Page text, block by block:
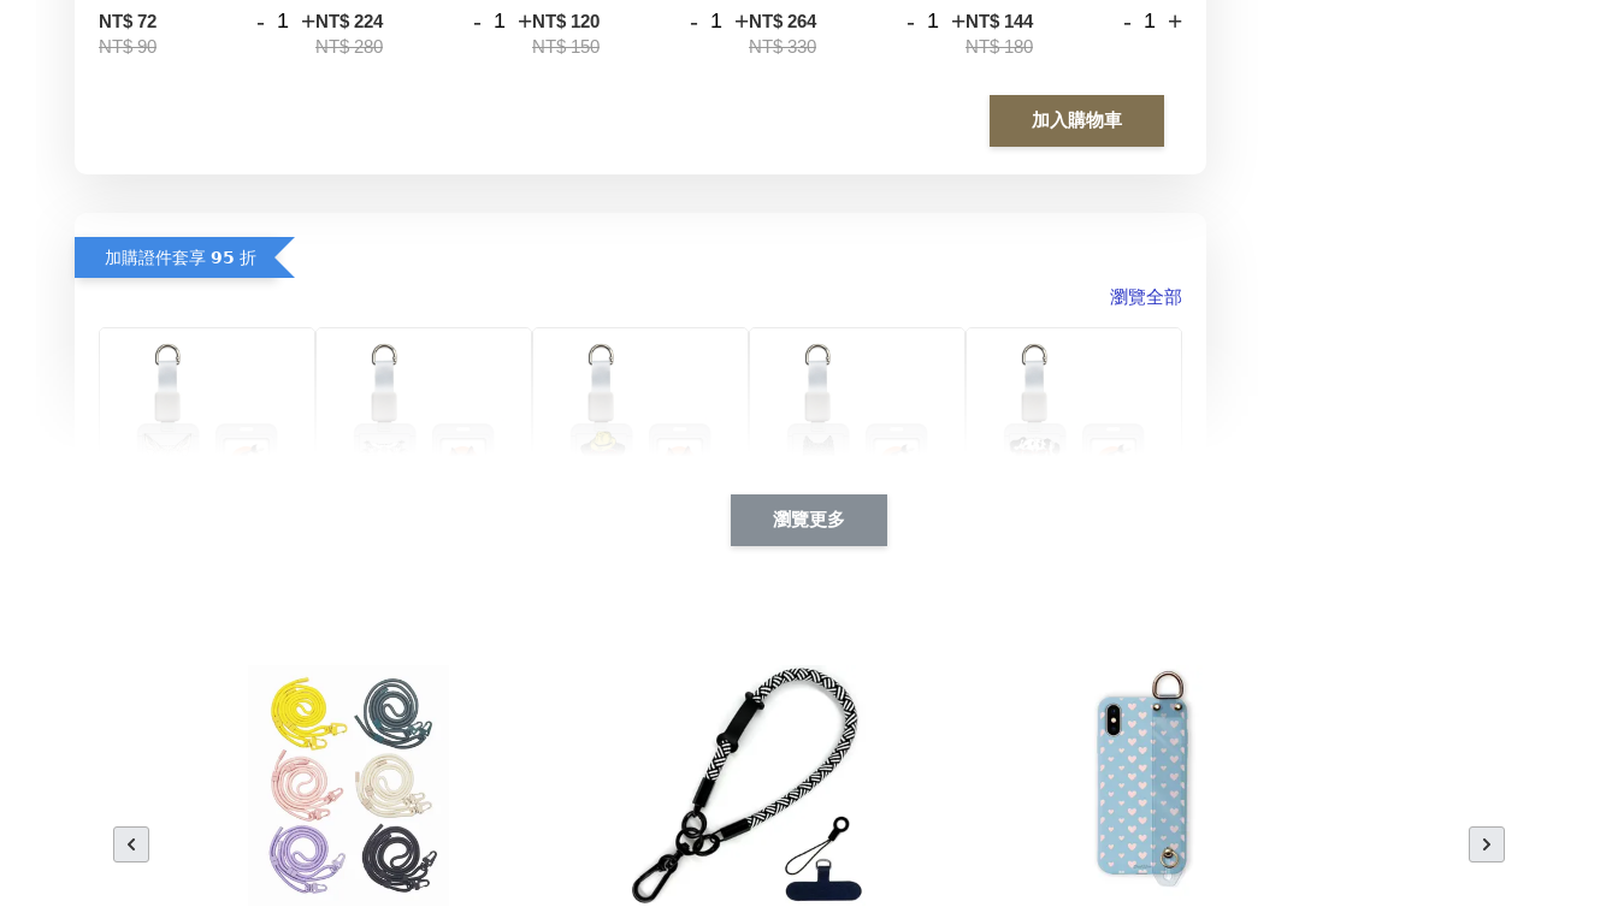
NT$ 72
NT$ 90
- +NT$ 224
NT$ 280
- +NT$ 120
NT$ 150
- +NT$ 264
NT$ 330
- +NT$ 144
NT$ 180
- +
加入購物車
加購證件套享 𝟵𝟱 折
瀏覽全部
+NT$ 214
NT$ 225
+NT$ 214
NT$ 225
- +
加入購物車
瀏覽更多